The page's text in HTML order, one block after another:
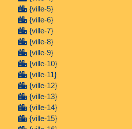
{ville-5}
{ville-6}
{ville-7}
{ville-8}
{ville-9}
{ville-10}
{ville-11}
{ville-12}
{ville-13}
{ville-14}
{ville-15}